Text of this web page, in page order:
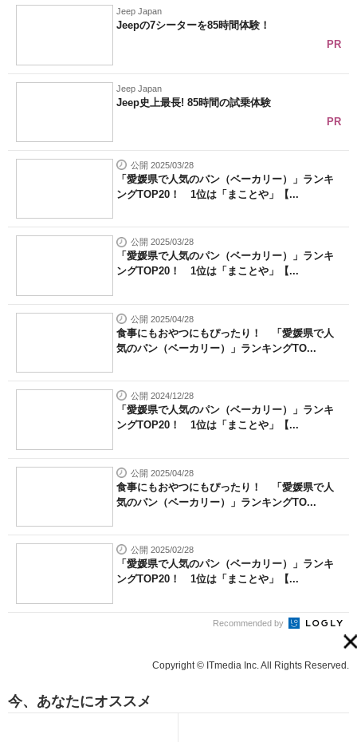
が驚きのビジュアルになり話題に
実力は？
関連記事
Jeep Japan
PR
Jeep Japan
PR
公開 2025/03/28
「愛媛県で人気のパン（ベーカリー）」ランキ